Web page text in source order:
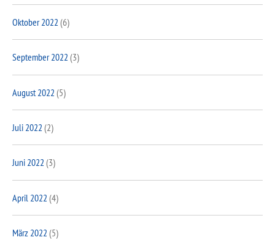
Oktober 2022 (6)
September 2022 (3)
August 2022 (5)
Juli 2022 (2)
Juni 2022 (3)
April 2022 (4)
März 2022 (5)